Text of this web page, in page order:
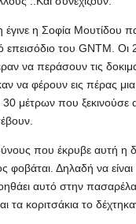
έγινε η Σοφία Μουτίδου
επεισόδιο του GNTM.
να περάσουν τις
να φέρουν εις πέρας
μέτρων που ξεκινούσε
που έκρυβε αυτή η
Δηλαδή να είναι
αυτό στην
τα κοριτσάκια το